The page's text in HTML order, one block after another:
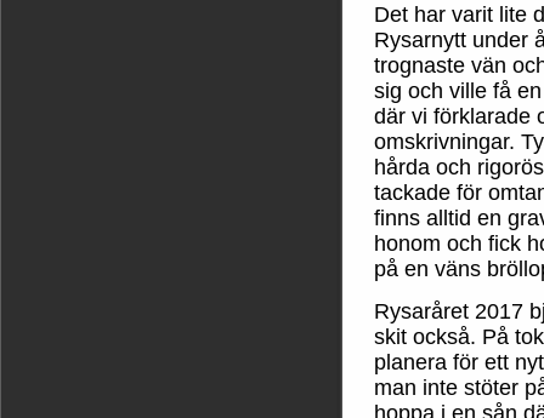
Det har varit lite
Rysarnytt under
trognaste vän
sig och ville få
där vi förklarade
omskrivningar.
hårda och
tackade för
finns alltid en
honom och fick
på en väns
Rysaråret 2017
skit också. På
planera för ett
man inte stöter
hoppa i en sån